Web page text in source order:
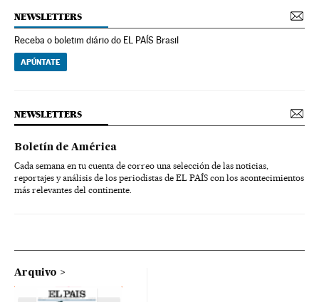
NEWSLETTERS
Receba o boletim diário do EL PAÍS Brasil
APÚNTATE
NEWSLETTERS
Boletín de América
Cada semana en tu cuenta de correo una selección de las noticias,
reportajes y análisis de los periodistas de EL PAÍS con los acontecimientos
más relevantes del continente.
Arquivo